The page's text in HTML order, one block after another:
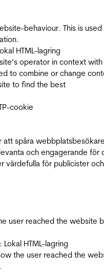
behaviour. This is
HTML-lagring
operator in context with
to combine or change
to find the best
cookie
att spåra
och engagerande för
värdefulla för publicister och
user reached the website
: Lokal HTML-lagring
the user reached the